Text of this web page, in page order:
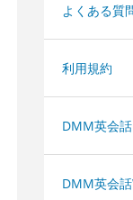
よくある質
利用規約
DMM英会
DMM英会